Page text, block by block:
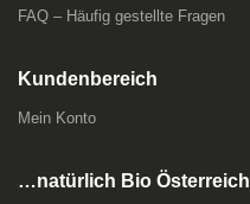
FAQ – Häufig gestellte Fragen
Kundenbereich
Mein Konto
…natürlich Bio Österreich